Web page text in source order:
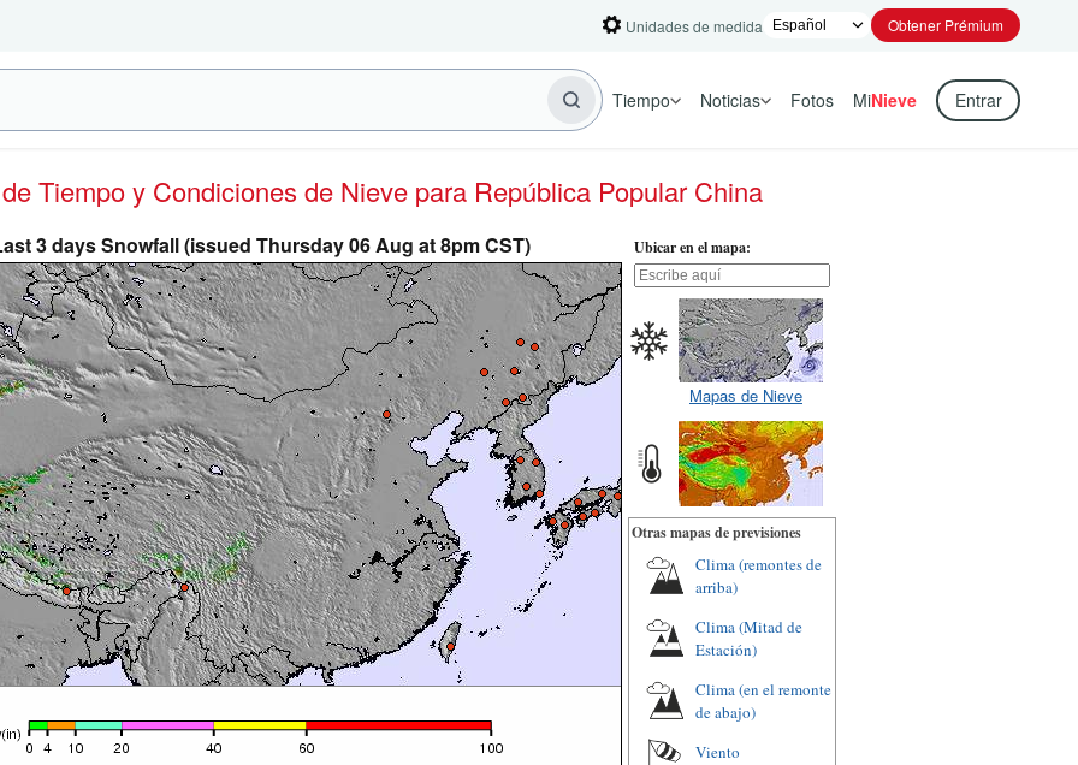
Unidades de medida Obtener Prémium
Tiempo Noticias Fotos MiNieve Entrar
de Tiempo y Condiciones de Nieve para República Popular China
3 days Snowfall (issued Thursday 06 Aug at 8pm CST) Ubicar en el mapa:
Mapas de Nieve
Otras mapas de previsiones
Clima (remontes de
arriba)
Clima (Mitad de
Estación)
Clima (en el remonte
de abajo)
Viento